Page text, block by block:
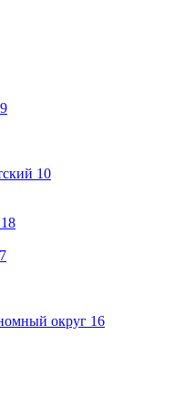
10
18
округ 16